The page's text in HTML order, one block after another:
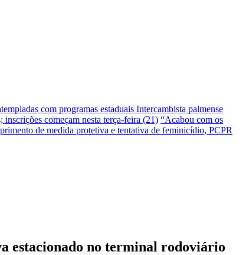
com programas estaduais Intercambista palmense
começam nesta terça-feira (21) “Acabou com os
de medida protetiva e tentativa de feminicídio, PCPR
estacionado no terminal rodoviário